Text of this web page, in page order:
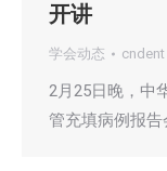
开讲
学会动态 cndent
2月25日晚，中
管充填病例报